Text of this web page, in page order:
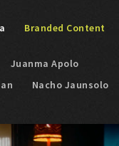
Branded Content
Juanma Apolo
Nacho Jaunsolo